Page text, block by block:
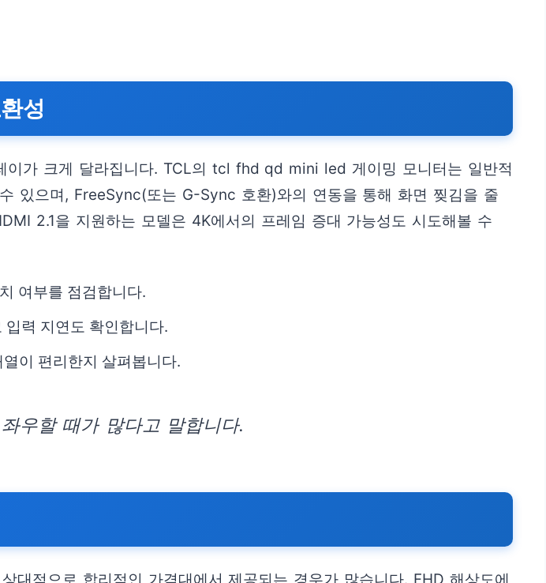
성
가 크게 달라집니다. TCL의 tcl fhd qd mini led 게이밍 모니터는 일반적
있으며, FreeSync(또는 G-Sync 호환)와의 연동을 통해 화면 찢김을 줄
2.1을 지원하는 모델은 4K에서의 프레임 증대 가능성도 시도해볼 수
여부를 점검합니다.
력 지연도 확인합니다.
이 편리한지 살펴봅니다.
우할 때가 많다고 말합니다.